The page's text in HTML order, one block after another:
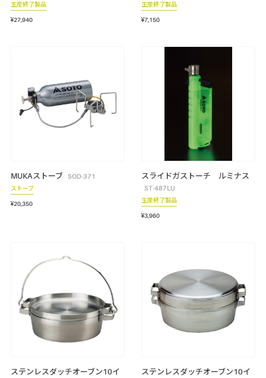
生産終了製品
¥27,940
生産終了製品
¥7,150
MUKAストーブ SOD-371
ストーブ
¥20,350
スライドガストーチ ルミナス
ST-487LU
生産終了製品
¥3,960
ステンレスダッチオーブン10イ
ステンレスダッチオーブン10イ